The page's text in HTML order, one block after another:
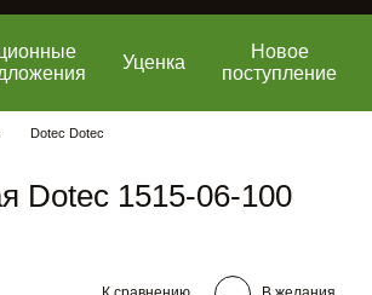
Уценка
Новое
поступление
Dotec Dotec
Dotec 1515-06-100